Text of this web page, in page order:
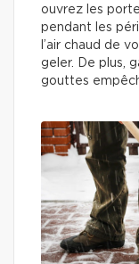
ouvrez les
pendant les
l’air chaud de
geler. De plus,
gouttes